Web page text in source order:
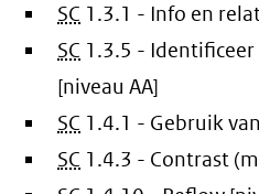
SC 1.3.1 - Info en
SC 1.3.5 -
[niveau AA]
SC 1.4.1 - Gebruik
SC 1.4.3 - Contrast